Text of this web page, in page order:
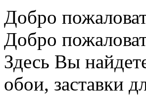
Добро
Добро
Здесь Вы
обои, заставки